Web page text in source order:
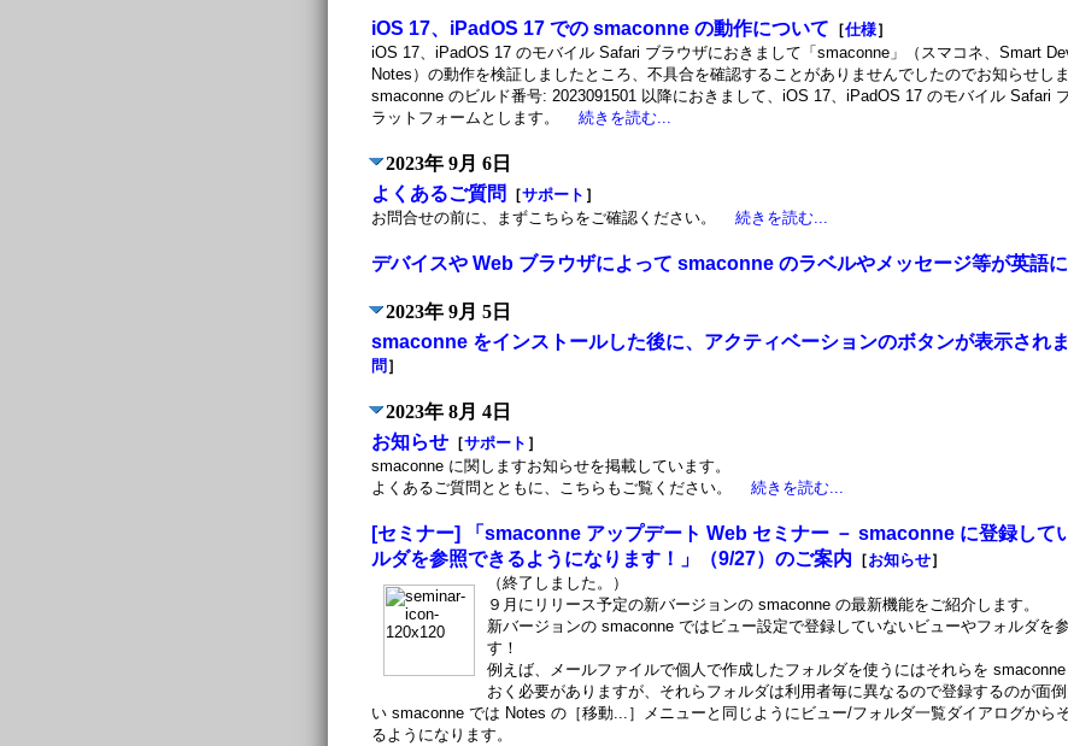
iOS 17、iPadOS 17 での smaconne の動作について ［仕様］
iOS 17、iPadOS 17 のモバイル Safari ブラウザにおきまして「smaconne」（スマコネ、Smart
Notes）の動作を検証しましたところ、不具合を確認することがありませんでしたのでお知らせしま
smaconne のビルド番号: 2023091501 以降におきまして、iOS 17、iPadOS 17 のモバイル Safari
ラットフォームとします。 続きを読む...
2023年 9月 6日
よくあるご質問
［サポート ］
お問合せの前に、まずこちらをご確認ください。 続きを読む...
デバイスや Web ブラウザによって smaconne のラベルやメッセージ等が英語
2023年 9月 5日
smaconne をインストールした後に、アクティベーションのボタンが表示され
問 ］
2023年 8月 4日
お知らせ ［サポート ］
smaconne に関しますお知らせを掲載しています。
よくあるご質問とともに、こちらもご覧ください。 続きを読む...
[セミナー] 「smaconne アップデート Web セミナー － smaconne に登録して
ルダを参照できるようになります！」（9/27）のご案内 ［お知らせ］
（終了しました。）
９月にリリース予定の新バージョンの smaconne の最新機能をご紹介します。
新バージョンの smaconne ではビュー設定で登録していないビューやフォルダを
す！
例えば、メールファイルで個人で作成したフォルダを使うにはそれらを
おく必要がありますが、それらフォルダは利用者毎に異なるので登録するのが面
い smaconne では Notes の［移動...］メニューと同じようにビュー/フォルダ一覧ダイアログから
るようになります。